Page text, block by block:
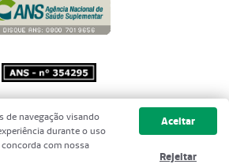
2001 - 2026 Unimed do
- Todos os direitos reservados
de navegação visando
durante o uso
com nossa
Aceitar
Rejeitar